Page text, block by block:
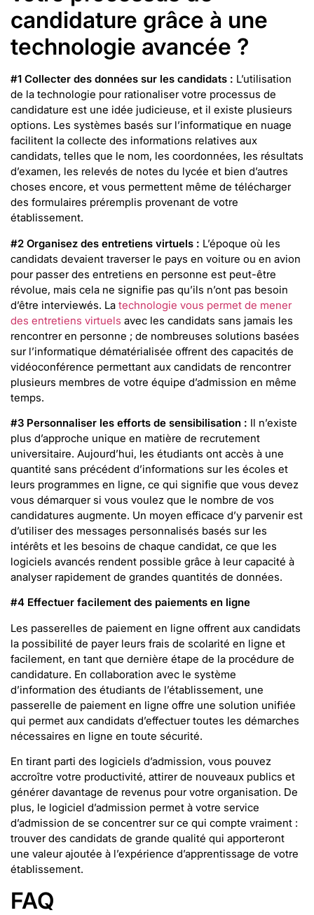
candidature grâce à une
technologie avancée ?
#1 Collecter des données sur les candidats : L’utilisation
de la technologie pour rationaliser votre processus de
candidature est une idée judicieuse, et il existe plusieurs
options. Les systèmes basés sur l’informatique en nuage
facilitent la collecte des informations relatives aux
candidats, telles que le nom, les coordonnées, les résultats
d’examen, les relevés de notes du lycée et bien d’autres
choses encore, et vous permettent même de télécharger
des formulaires préremplis provenant de votre
établissement.
#2 Organisez des entretiens virtuels : L’époque où les
candidats devaient traverser le pays en voiture ou en avion
pour passer des entretiens en personne est peut-être
révolue, mais cela ne signifie pas qu’ils n’ont pas besoin
d’être interviewés. La technologie vous permet de mener
des entretiens virtuels avec les candidats sans jamais les
rencontrer en personne ; de nombreuses solutions basées
sur l’informatique dématérialisée offrent des capacités de
vidéoconférence permettant aux candidats de rencontrer
plusieurs membres de votre équipe d’admission en même
temps.
#3 Personnaliser les efforts de sensibilisation : Il n’existe
plus d’approche unique en matière de recrutement
universitaire. Aujourd’hui, les étudiants ont accès à une
quantité sans précédent d’informations sur les écoles et
leurs programmes en ligne, ce qui signifie que vous devez
vous démarquer si vous voulez que le nombre de vos
candidatures augmente. Un moyen efficace d’y parvenir est
d’utiliser des messages personnalisés basés sur les
intérêts et les besoins de chaque candidat, ce que les
logiciels avancés rendent possible grâce à leur capacité à
analyser rapidement de grandes quantités de données.
#4 Effectuer facilement des paiements en ligne
Les passerelles de paiement en ligne offrent aux candidats
la possibilité de payer leurs frais de scolarité en ligne et
facilement, en tant que dernière étape de la procédure de
candidature. En collaboration avec le système
d’information des étudiants de l’établissement, une
passerelle de paiement en ligne offre une solution unifiée
qui permet aux candidats d’effectuer toutes les démarches
nécessaires en ligne en toute sécurité.
En tirant parti des logiciels d’admission, vous pouvez
accroître votre productivité, attirer de nouveaux publics et
générer davantage de revenus pour votre organisation. De
plus, le logiciel d’admission permet à votre service
d’admission de se concentrer sur ce qui compte vraiment :
trouver des candidats de grande qualité qui apporteront
une valeur ajoutée à l’expérience d’apprentissage de votre
établissement.
FAQ